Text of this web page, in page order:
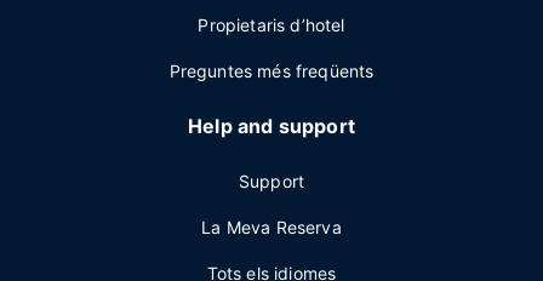
Propietaris d’hotel
Preguntes més freqüents
Help and support
Support
La Meva Reserva
Tots els idiomes